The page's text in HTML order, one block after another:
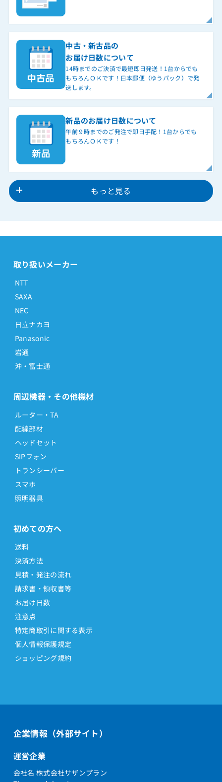
中古・新古品の
お届け日数について
14時までのご決済で最短即日発送！1台からでも
もちろんＯＫです！日本郵便（ゆうパック）で発
送します。
新品のお届け日数について
午前９時までのご発注で即日手配！1台からでも
もちろんＯＫです！
もっと見る
取り扱いメーカー
NTT
SAXA
NEC
日立ナカヨ
Panasonic
岩通
沖・富士通
周辺機器・その他機材
ルーター・TA
配線部材
ヘッドセット
SIPフォン
トランシーバー
スマホ
照明器具
初めての方へ
送料
決済方法
見積・発注の流れ
請求書・領収書等
お届け日数
注意点
特定商取引に関する表示
個人情報保護規定
ショッピング規約
企業情報（外部サイト）
運営企業
会社名 株式会社サザンプラン